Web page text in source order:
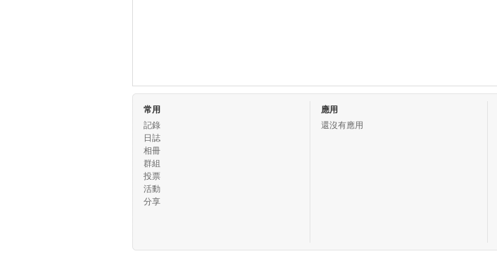
常用
記錄
日誌
相冊
群組
投票
活動
分享
應用
還沒有應用